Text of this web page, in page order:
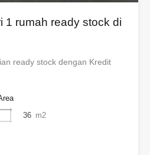
1 rumah ready stock di
ready stock dengan Kredit
36 m2